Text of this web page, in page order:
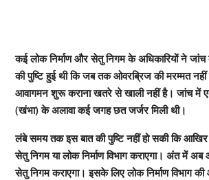
कई लोक निर्माण और सेतु निगम के अधिकारियों ने
की पुष्टि हुई थी कि जब तक ओवरब्रिज की मरम्मत
आवागमन शुरू कराना खतरे से खाली नहीं है। जांच में
(खंभा) के अलावा कई जगह छत जर्जर मिली थी।
लंबे समय तक इस बात की पुष्टि नहीं हो सकी कि
सेतु निगम या लोक निर्माण विभाग कराएगा। अंत में
सेतु निगम कराएगा। इसके लिए लोक निर्माण विभाग